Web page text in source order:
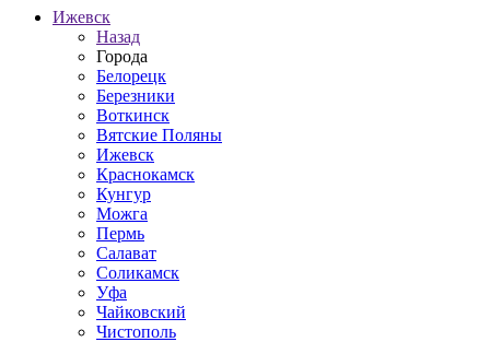
Ижевск
Назад
Города
Белорецк
Березники
Воткинск
Вятские Поляны
Ижевск
Краснокамск
Кунгур
Можга
Пермь
Салават
Соликамск
Уфа
Чайковский
Чистополь